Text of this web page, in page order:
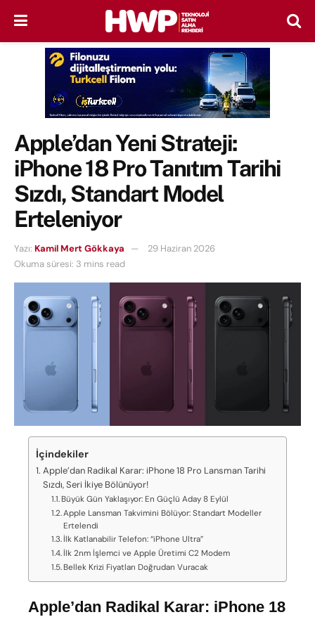
Apple’dan Yeni Strateji:
iPhone 18 Pro Tanıtım Tarihi
Sızdı, Standart Model
Erteleniyor
Yazı: Kamil Mert Gökkaya
29 Haziran 2026
Okuma süresi: 3 mins read
İçindekiler
Apple’dan Radikal Karar: iPhone 18 Pro Lansman Tarihi
Sızdı, Seri İkiye Bölünüyor!
Büyük Gün Yaklaşıyor: En Güçlü Aday 8 Eylül
Apple Lansman Takvimini Bölüyor: Standart Modeller
Ertelendi
İlk Katlanabilir Telefon: “iPhone Ultra”
İlk 2nm İşlemci ve Apple Üretimi C2 Modem
Bellek Krizi Fiyatları Doğrudan Vuracak
Apple’dan Radikal Karar: iPhone 18